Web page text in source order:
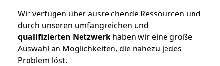
Wir verfügen über ausreichende Ressourcen und
durch unseren umfangreichen und
qualifizierten Netzwerk haben wir eine große
Auswahl an Möglichkeiten, die nahezu jedes
Problem löst.